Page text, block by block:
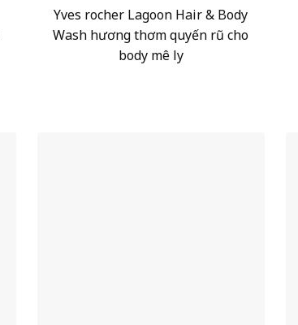
Yves rocher Lagoon Hair & Body
Wash hương thơm quyến rũ cho
body mê ly